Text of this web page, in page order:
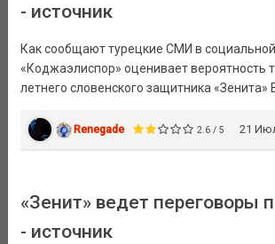
- источник
Как сообщают турецкие СМИ в социальной
«Коджаэлиспор» оценивает вероятность
летнего словенского защитника «Зенита»
Renegade 2.6 / 5 21
«Зенит» ведет переговоры
- источник